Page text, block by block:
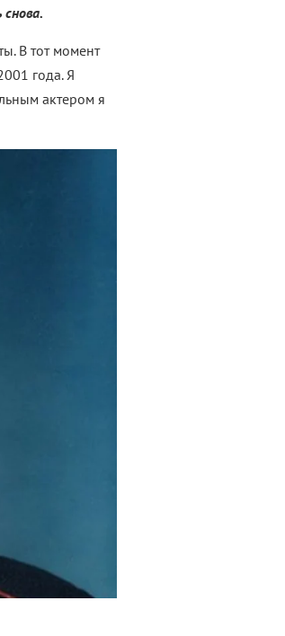
В тот момент
года. Я
актером я